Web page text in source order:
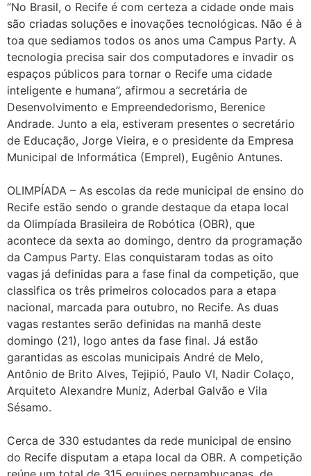
“No Brasil, o Recife é com certeza a cidade onde mais
são criadas soluções e inovações tecnológicas. Não é à
toa que sediamos todos os anos uma Campus Party. A
tecnologia precisa sair dos computadores e invadir os
espaços públicos para tornar o Recife uma cidade
inteligente e humana”, afirmou a secretária de
Desenvolvimento e Empreendedorismo, Berenice
Andrade. Junto a ela, estiveram presentes o secretário
de Educação, Jorge Vieira, e o presidente da Empresa
Municipal de Informática (Emprel), Eugênio Antunes.
OLIMPÍADA – As escolas da rede municipal de ensino do
Recife estão sendo o grande destaque da etapa local
da Olimpíada Brasileira de Robótica (OBR), que
acontece da sexta ao domingo, dentro da programação
da Campus Party. Elas conquistaram todas as oito
vagas já definidas para a fase final da competição, que
classifica os três primeiros colocados para a etapa
nacional, marcada para outubro, no Recife. As duas
vagas restantes serão definidas na manhã deste
domingo (21), logo antes da fase final. Já estão
garantidas as escolas municipais André de Melo,
Antônio de Brito Alves, Tejipió, Paulo VI, Nadir Colaço,
Arquiteto Alexandre Muniz, Aderbal Galvão e Vila
Sésamo.
Cerca de 330 estudantes da rede municipal de ensino
do Recife disputam a etapa local da OBR. A competição